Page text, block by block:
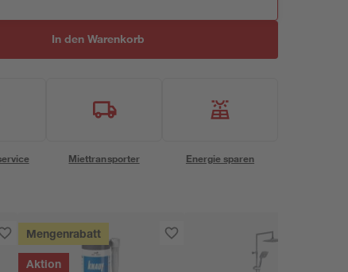
In den Warenkorb
Miettransporter Energie sparen
Mengenrabatt
Aktion